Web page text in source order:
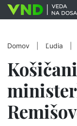
Domov Ľudia